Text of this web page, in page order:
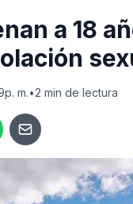
a 18
m.•2 min de lectura